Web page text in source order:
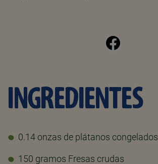
INGREDIENTES
0.14 onzas de plátanos congelados
150 gramos Fresas crudas